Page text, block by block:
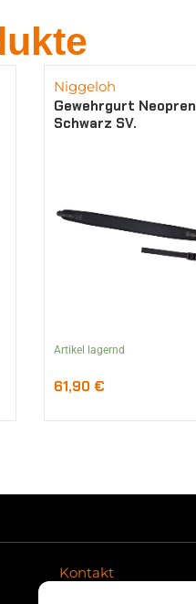
Niggeloh
Gewehrgurt Neopren
Schwarz SV.
Artikel lagernd
61,90 €
Kontakt